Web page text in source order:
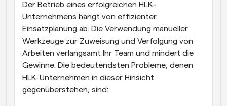
Nahtlos Meetings mit mehreren Personen buchen
Webhooks
Erhalten Sie eine Benachrichtigung, wenn etwas
passiert
Der Betrieb eines erfolgreichen HLK-
Unternehmens hängt von effizienter
Einsatzplanung ab. Die Verwendung manueller
Werkzeuge zur Zuweisung und Verfolgung von
Arbeiten verlangsamt Ihr Team und mindert die
Gewinne. Die bedeutendsten Probleme, denen
HLK-Unternehmen in dieser Hinsicht
gegenüberstehen, sind: